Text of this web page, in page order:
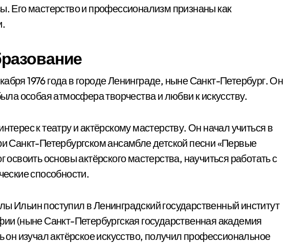
Его мастерство и профессионализм признаны как
1976 года в городе Ленинграде, ныне Санкт-Петербург. Он
особая атмосфера творчества и любви к искусству.
к театру и актёрскому мастерству. Он начал учиться в
Санкт-Петербургском ансамбле детской песни «Первые
основы актёрского мастерства, научиться работать с
способности.
Ильин поступил в Ленинградский государственный институт
(ныне Санкт-Петербургская государственная академия
он изучал актёрское искусство, получил профессиональное